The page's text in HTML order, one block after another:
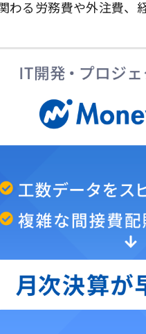
わる労務費や外注費、